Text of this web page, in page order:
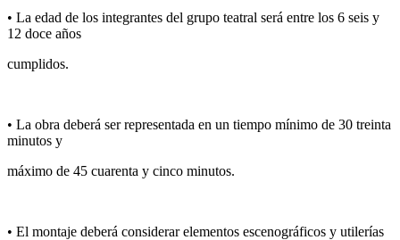
• La edad de los integrantes del grupo teatral será entre los 6 seis y
12 doce años
cumplidos.
• La obra deberá ser representada en un tiempo mínimo de 30 treinta
minutos y
máximo de 45 cuarenta y cinco minutos.
• El montaje deberá considerar elementos escenográficos y utilerías